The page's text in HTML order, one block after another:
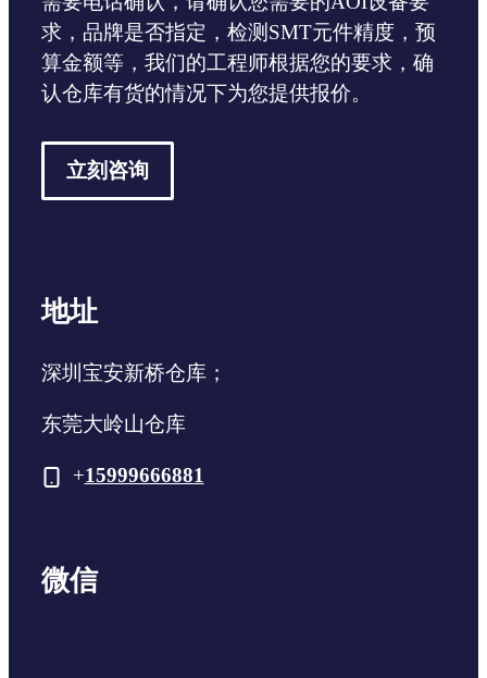
求，品牌是否指定，检测SMT元件精度，预
算金额等，我们的工程师根据您的要求，确
认仓库有货的情况下为您提供报价。
立刻咨询
地址
深圳宝安新桥仓库；
东莞大岭山仓库
+15999666881
微信